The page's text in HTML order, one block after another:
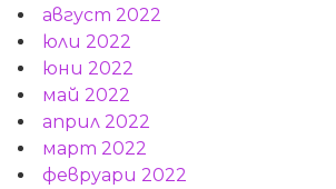
август 2022
юли 2022
юни 2022
май 2022
април 2022
март 2022
февруари 2022